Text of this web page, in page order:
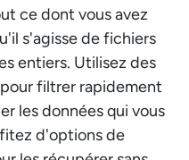
ce dont vous avez
s'agisse de fichiers
entiers. Utilisez des
filtrer rapidement
les données qui vous
d'options de